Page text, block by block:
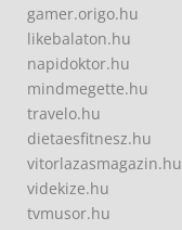
gamer.origo.hu
likebalaton.hu
napidoktor.hu
mindmegette.hu
travelo.hu
dietaesfitnesz.hu
vitorlazasmagazin.hu
videkize.hu
tvmusor.hu